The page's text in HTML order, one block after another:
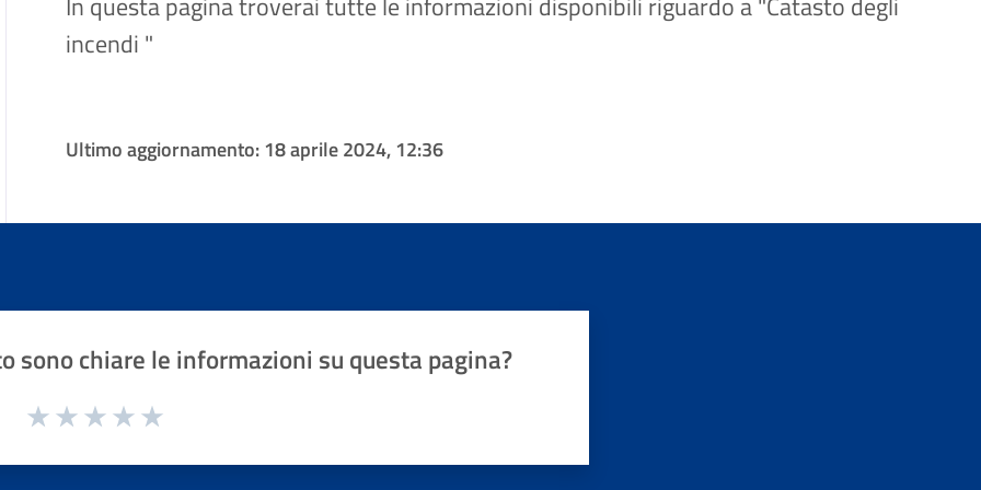
incendi "
Ultimo aggiornamento:18 aprile 2024, 12:36
sono chiare le informazioni su questa pagina?
1 a 5 stelle la pagina